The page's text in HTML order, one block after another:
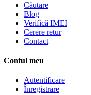
Căutare
Blog
Verifică IMEI
Cerere retur
Contact
Contul meu
Autentificare
Înregistrare